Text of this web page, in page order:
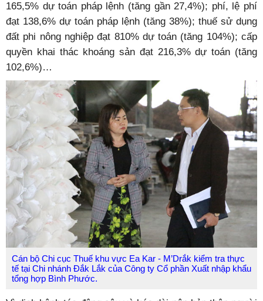
165,5% dự toán pháp lệnh (tăng gần 27,4%); phí, lệ phí
đạt 138,6% dự toán pháp lệnh (tăng 38%); thuế sử dụng
đất phi nông nghiệp đạt 810% dự toán (tăng 104%); cấp
quyền khai thác khoáng sản đạt 216,3% dự toán (tăng
102,6%)…
Cán bộ Chi cục Thuế khu vực Ea Kar - M’Drắk kiểm tra thực
tế tại Chi nhánh Đắk Lắk của Công ty Cổ phần Xuất nhập khẩu
tổng hợp Bình Phước.